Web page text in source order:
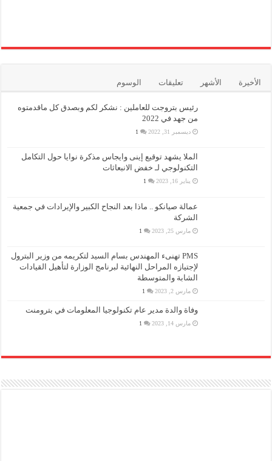
الأخيرة الأشهر تعليقات الوسوم
رئيس بتروجت للعاملين : نشكر لكم وبصدق كل ماقدمتوه
من جهد في 2022
ديسمبر 31, 2022 1
الملا يشهد توقيع إينى وايجاس مذكرة نوايا حول التكامل
التكنولوجي لـ خفض الانبعاثات
يناير 16, 2023 1
عمالة صيانكو .. ماذا بعد النجاح الكبير والإيرادات في جمعية
الشركة
مارس 25, 2023 1
PMS تهنىء المهندس بسام السيد لتكريمه من وزير البترول
لإجتيازه المراحل النهائية لبرنامج الوزارة لتأهيل القيادات
الشابة والمتوسطة
مارس 2, 2023 1
وفاة والدة مدير عام تكنولوجيا المعلومات في بترومنت
مارس 14, 2023 1